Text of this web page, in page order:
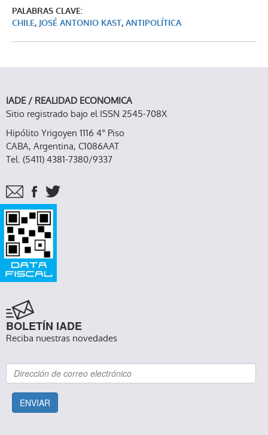
PALABRAS CLAVE:
CHILE, JOSÉ ANTONIO KAST, ANTIPOLÍTICA
IADE / REALIDAD ECONOMICA
Sitio registrado bajo el ISSN 2545-708X
Hipólito Yrigoyen 1116 4° Piso
CABA, Argentina, C1086AAT
Tel. (5411) 4381-7380/9337
BOLETÍN IADE
Reciba nuestras novedades
ENVIAR